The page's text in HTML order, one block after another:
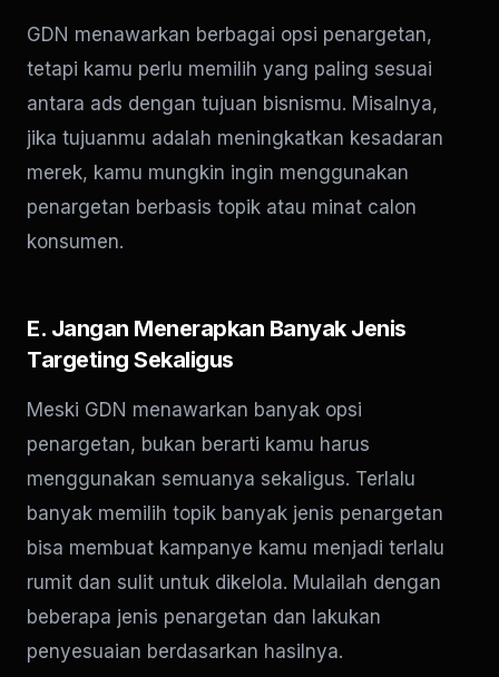
GDN menawarkan berbagai opsi penargetan,
tetapi kamu perlu memilih yang paling sesuai
antara ads dengan tujuan bisnismu. Misalnya,
jika tujuanmu adalah meningkatkan kesadaran
merek, kamu mungkin ingin menggunakan
penargetan berbasis topik atau minat calon
konsumen.
E. Jangan Menerapkan Banyak Jenis
Targeting Sekaligus
Meski GDN menawarkan banyak opsi
penargetan, bukan berarti kamu harus
menggunakan semuanya sekaligus. Terlalu
banyak memilih topik banyak jenis penargetan
bisa membuat kampanye kamu menjadi terlalu
rumit dan sulit untuk dikelola. Mulailah dengan
beberapa jenis penargetan dan lakukan
penyesuaian berdasarkan hasilnya.